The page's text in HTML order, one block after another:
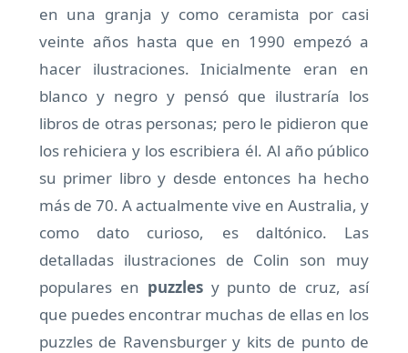
en una granja y como ceramista por casi
veinte años hasta que en 1990 empezó a
hacer ilustraciones. Inicialmente eran en
blanco y negro y pensó que ilustraría los
libros de otras personas; pero le pidieron que
los rehiciera y los escribiera él. Al año público
su primer libro y desde entonces ha hecho
más de 70. A actualmente vive en Australia, y
como dato curioso, es daltónico. Las
detalladas ilustraciones de Colin son muy
populares en puzzlesy punto de cruz, así
que puedes encontrar muchas de ellas en los
puzzles de Ravensburger y kits de punto de